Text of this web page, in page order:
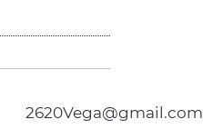
2620Vega@gmail.com